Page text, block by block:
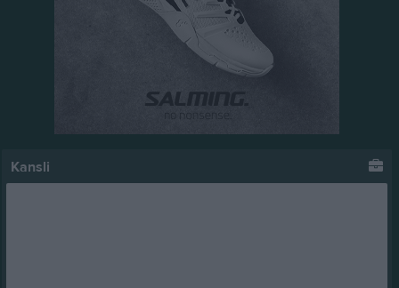
Kansli